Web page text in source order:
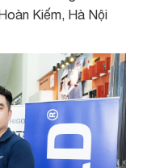
Kiếm, Hà Nội